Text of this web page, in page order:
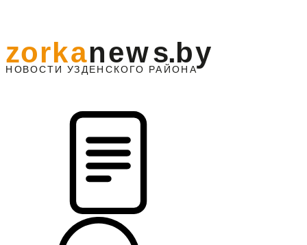
НО ВОСТИ УЗДЕНС КО ГО РАЙОНА
zorkanews.by